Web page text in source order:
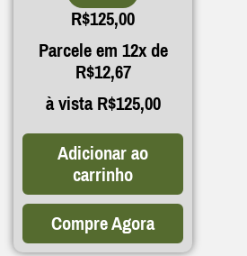
R$125,00
Parcele em 12x de
R$12,67
à vistaR$125,00
Adicionar ao
carrinho
Compre Agora